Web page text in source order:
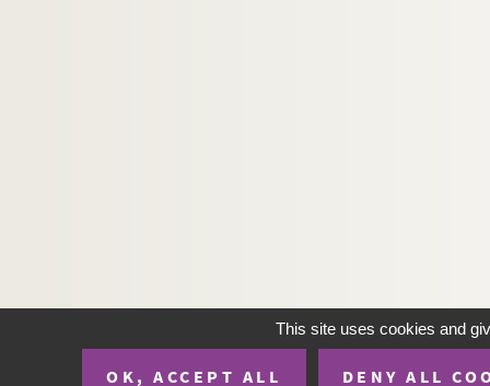
This site uses cookies and
OK, ACCEPT ALL DENY ALL